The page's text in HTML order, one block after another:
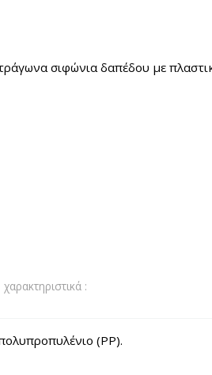
σιφώνια δαπέδου με
χαρακτηριστικά :
(ΡΡ).